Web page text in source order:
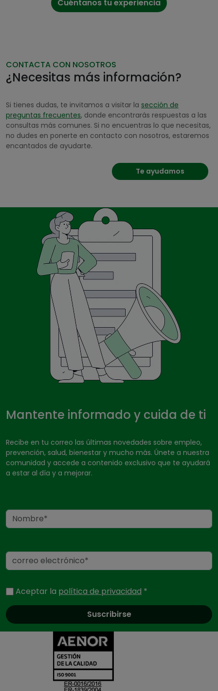
Cuéntanos tu experiencia
CONTACTA CON NOSOTROS
¿Necesitas más información?
Si tienes dudas, te invitamos a visitar la sección de
preguntas frecuentes, donde encontrarás respuestas a las
consultas más comunes. Si no encuentras lo que necesitas,
no dudes en ponerte en contacto con nosotros, estaremos
encantados de ayudarte.
Te ayudamos
Mantente informado y cuida de ti
Recibe en tu correo las últimas novedades sobre empleo,
prevención, salud, bienestar y mucho más. Únete a nuestra
comunidad y accede a contenido exclusivo que te ayudará
a estar al día y a mejorar.
Nombre
Correo electrónico
Aceptar la política de privacidad *